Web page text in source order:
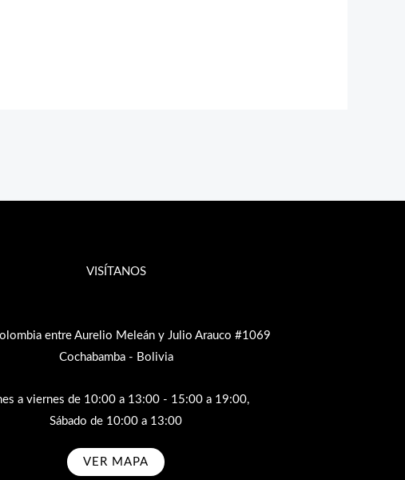
VISÍTANOS
entre Aurelio Meleán y Julio Arauco #1069
Cochabamba - Bolivia
a viernes de 10:00 a 13:00 - 15:00 a 19:00,
Sábado de 10:00 a 13:00
VER MAPA